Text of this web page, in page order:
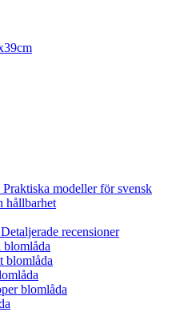
modeller för svensk
hållbarhet
recensioner
blomlåda
blomlåda
blomlåda